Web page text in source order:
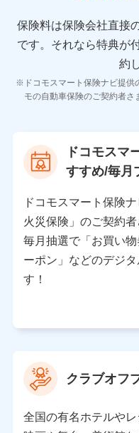
報、建物の構造や築
齢などの情報などが
【共同して利用する者の
当社
当社又は株式会社
スにおけるユーザ登録
を受けている保険会
情報を提供するため
ため、またそれらに
ドコモおよび提携会
（各サービスで取得
トの閲覧履歴、購買
ータを分析して、お
上記に係る案内・手
【当該個人データの管理
所・代表者名】
当該個人データを取り扱
保険料は保険会社直接
です。 それなら特典が
約
ドコモスマート保険ナビ提
モの自動車保険のご契約者さ
ドコモスマ
すすめ/毎月
ドコモスマート保険
火災保険」のご契約者
毎月抽選で「お買い
ーポン」などのデジ
す！
クラブオフ
全国の有名ホテルや